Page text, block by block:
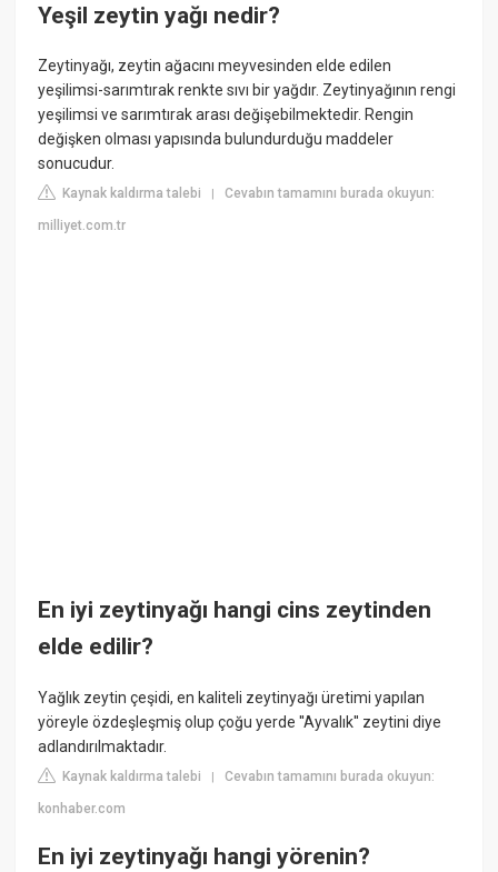
Yeşil zeytin yağı nedir?
Zeytinyağı, zeytin ağacını meyvesinden elde edilen
yeşilimsi-sarımtırak renkte sıvı bir yağdır. Zeytinyağının rengi
yeşilimsi ve sarımtırak arası değişebilmektedir. Rengin
değişken olması yapısında bulundurduğu maddeler
sonucudur.
Kaynak kaldırma talebi |Cevabın tamamını burada okuyun:
milliyet.com.tr
En iyi zeytinyağı hangi cins zeytinden
elde edilir?
Yağlık zeytin çeşidi, en kaliteli zeytinyağı üretimi yapılan
yöreyle özdeşleşmiş olup çoğu yerde ''Ayvalık'' zeytini diye
adlandırılmaktadır.
Kaynak kaldırma talebi |Cevabın tamamını burada okuyun:
konhaber.com
En iyi zeytinyağı hangi yörenin?